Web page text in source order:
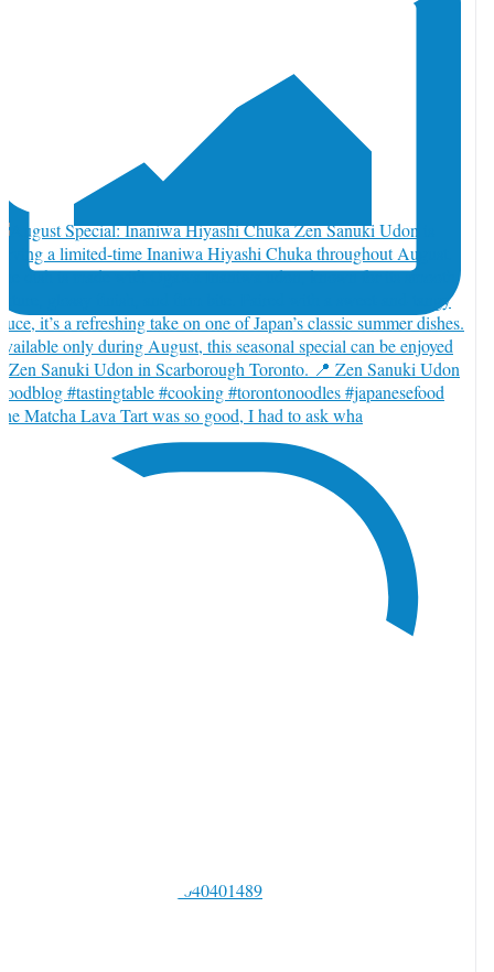
で返信 2084997759040401489
Matcha Lava Tart was so good, I had to ask wha